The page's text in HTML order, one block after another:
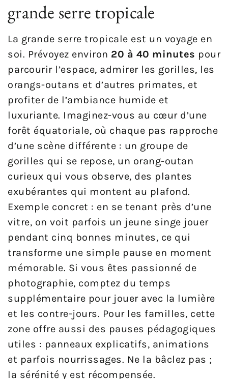
grande serre tropicale
La grande serre tropicale est un voyage en
soi. Prévoyez environ 20 à 40 minutes pour
parcourir l’espace, admirer les gorilles, les
orangs-outans et d’autres primates, et
profiter de l’ambiance humide et
luxuriante. Imaginez-vous au cœur d’une
forêt équatoriale, où chaque pas rapproche
d’une scène différente : un groupe de
gorilles qui se repose, un orang-outan
curieux qui vous observe, des plantes
exubérantes qui montent au plafond.
Exemple concret : en se tenant près d’une
vitre, on voit parfois un jeune singe jouer
pendant cinq bonnes minutes, ce qui
transforme une simple pause en moment
mémorable. Si vous êtes passionné de
photographie, comptez du temps
supplémentaire pour jouer avec la lumière
et les contre-jours. Pour les familles, cette
zone offre aussi des pauses pédagogiques
utiles : panneaux explicatifs, animations
et parfois nourrissages. Ne la bâclez pas ;
la sérénité y est récompensée.